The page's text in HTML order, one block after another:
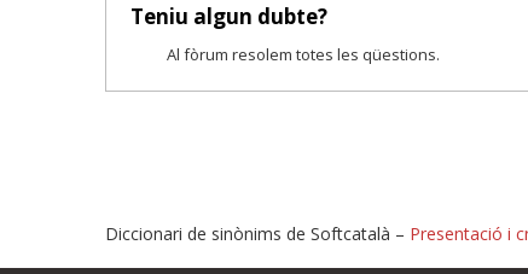
Teniu algun dubte?
Al fòrum resolem totes les qüestions.
Diccionari de sinònims de Softcatalà – Presentació i